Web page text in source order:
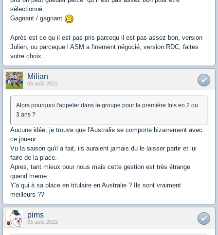
sélectionné.
Gagnant / gagnant
Après est ce qu il est pas pris parcequ il est pas assez bon, version
Julien, ou parceque l ASM a finement négocié, version RDC, faites
votre choix
Milian
05 août 2022
Alors pourquoi l'appeler dans le groupe pour la première fois en 2 ou
3 ans ?
Aucune idée, je trouve que l'Australie se comporte bizarrement avec
ce joueur.
Vu la saison qu'il a fait, ils auraient jamais du le laisser partir et lui
faire de la place.
Apres, tant mieux pour nous mais cette gestion est très étrange
quand meme.
Y'a qui à sa place en titulaire en Australie ? Ils sont vraiment
meilleurs ??
pims
05 août 2022